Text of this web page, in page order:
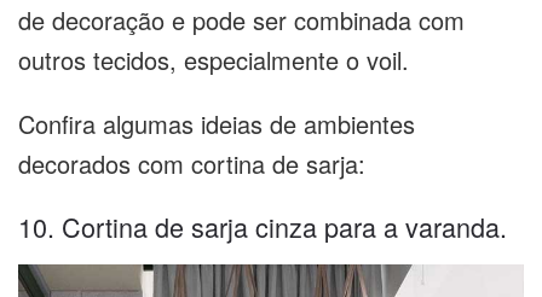
de decoração e pode ser combinada com
outros tecidos, especialmente o voil.
Confira algumas ideias de ambientes
decorados com cortina de sarja:
10. Cortina de sarja cinza para a varanda.